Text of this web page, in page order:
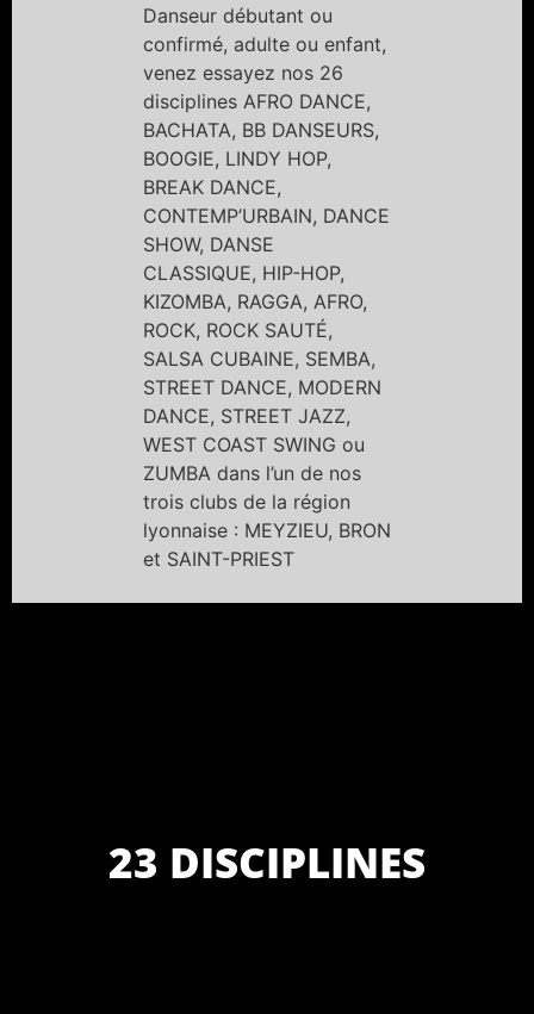
Danseur débutant ou
confirmé, adulte ou enfant,
venez essayez nos 26
disciplines AFRO DANCE,
BACHATA, BB DANSEURS,
BOOGIE, LINDY HOP,
BREAK DANCE,
CONTEMP’URBAIN, DANCE
SHOW, DANSE
CLASSIQUE, HIP-HOP,
KIZOMBA, RAGGA, AFRO,
ROCK, ROCK SAUTÉ,
SALSA CUBAINE, SEMBA,
STREET DANCE, MODERN
DANCE, STREET JAZZ,
WEST COAST SWING ou
ZUMBA dans l’un de nos
trois clubs de la région
lyonnaise : MEYZIEU, BRON
et SAINT-PRIEST
23 DISCIPLINES